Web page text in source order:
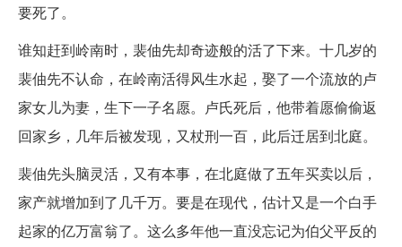
要死了。
谁知赶到岭南时，裴伷先却奇迹般的活了下来。十几岁的
裴伷先不认命，在岭南活得风生水起，娶了一个流放的卢
家女儿为妻，生下一子名愿。卢氏死后，他带着愿偷偷返
回家乡，几年后被发现，又杖刑一百，此后迁居到北庭。
裴伷先头脑灵活，又有本事，在北庭做了五年买卖以后，
家产就增加到了几千万。要是在现代，估计又是一个白手
起家的亿万富翁了。这么多年他一直没忘记为伯父平反的